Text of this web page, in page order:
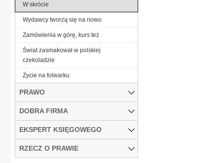
W skrócie
Wydawcy tworzą się na nowo
Zamówienia w górę, kurs też
Świat zasmakował w polskiej
czekoladzie
Życie na folwarku
PRAWO
DOBRA FIRMA
EKSPERT KSIĘGOWEGO
RZECZ O PRAWIE